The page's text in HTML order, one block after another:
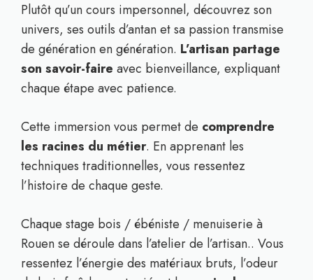
Plutôt qu’un cours impersonnel, découvrez son
univers, ses outils d’antan et sa passion transmise
de génération en génération. L’artisan partage
son savoir-faire avec bienveillance, expliquant
chaque étape avec patience.
Cette immersion vous permet de comprendre
les racines du métier. En apprenant les
techniques traditionnelles, vous ressentez
l’histoire de chaque geste.
Chaque stage bois / ébéniste / menuiserie à
Rouen se déroule dans l’atelier de l’artisan.. Vous
ressentez l’énergie des matériaux bruts, l’odeur